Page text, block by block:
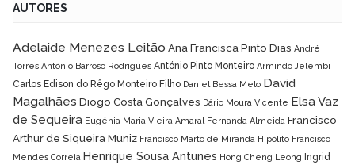
AUTORES
Adelaide Menezes Leitão Ana Francisca Pinto Dias André
Torres António Barroso Rodrigues António Pinto Monteiro Armindo Jelembi
Carlos Edison do Rêgo Monteiro Filho Daniel Bessa Melo David
Magalhães Diogo Costa Gonçalves Dário Moura Vicente Elsa Vaz
de Sequeira Eugénia Maria Vieira Amaral Fernanda Almeida Francisco
Arthur de Siqueira Muniz Francisco Marto de Miranda Hipólito Francisco
Mendes Correia Henrique Sousa Antunes Hong Cheng Leong Ingrid